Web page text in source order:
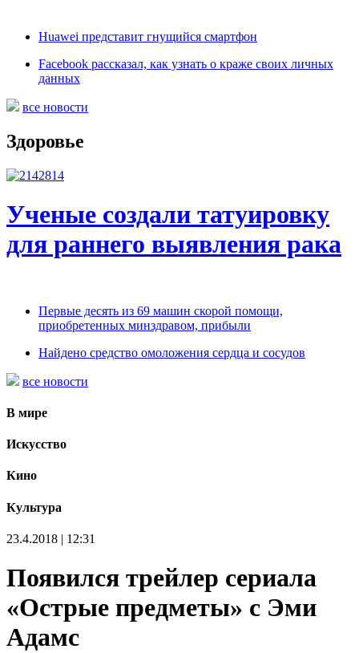
Huawei представит гнущийся смартфон
Facebook рассказал, как узнать о краже своих личных
данных
все новости
Здоровье
Ученые создали татуировку
для раннего выявления рака
Первые десять из 69 машин скорой помощи,
приобретенных минздравом, прибыли
Найдено средство омоложения сердца и сосудов
все новости
В мире
Искусство
Кино
Культура
23.4.2018 | 12:31
Появился трейлер сериала
«Острые предметы» с Эми
Адамс